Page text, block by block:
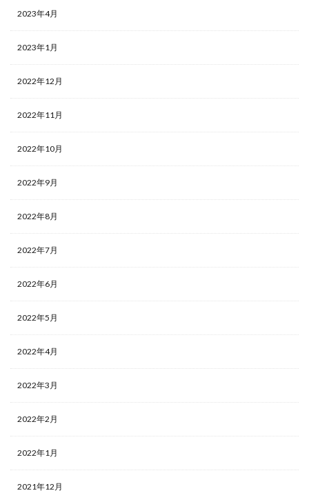
2023年4月
2023年1月
2022年12月
2022年11月
2022年10月
2022年9月
2022年8月
2022年7月
2022年6月
2022年5月
2022年4月
2022年3月
2022年2月
2022年1月
2021年12月